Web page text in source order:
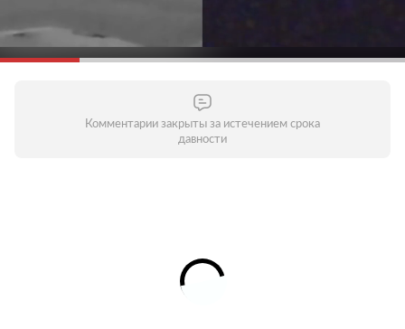
Комментарии закрыты за истечением срока
давности